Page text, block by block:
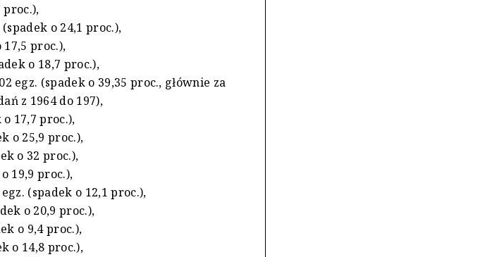
proc.),
o 24,1 proc.),
proc.),
o 18,7 proc.),
egz. (spadek o 39,35 proc., głównie za
z 1964 do 197),
17,7 proc.),
o 25,9 proc.),
o 32 proc.),
19,9 proc.),
(spadek o 12,1 proc.),
o 20,9 proc.),
o 9,4 proc.),
o 14,8 proc.),